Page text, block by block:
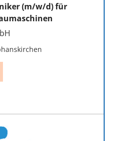
(m/w/d) für